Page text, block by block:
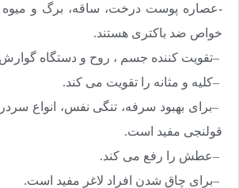
-عصاره پوست درخت، ساقه، برگ و میوه
خواص ضد باکتری هستند.
–تقویت کننده جسم ، روح و دستگاه
–کلیه و مثانه را تقویت می کند.
–برای بهبود سرفه، تنگی نفس، انواع
قولنجی مفید است.
–عطش را رفع می کند.
–برای چاق شدن افراد لاغر مفید است.